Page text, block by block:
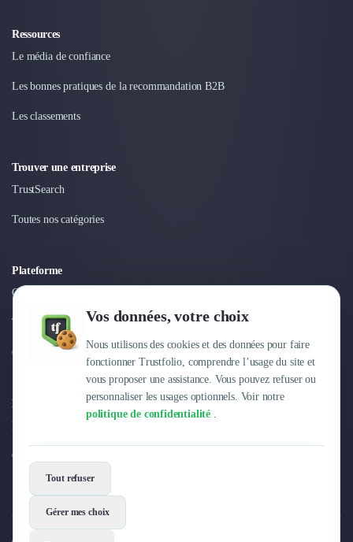
Vos données, votre choix
Nous utilisons des cookies et des données pour faire
fonctionner Trustfolio, comprendre l’usage du site et
vous proposer une assistance. Vous pouvez refuser ou
personnaliser les usages optionnels. Voir notre
politique de confidentialité .
Tout refuser
Gérer mes choix
Ressources
Le média de confiance
Les bonnes pratiques de la recommandation B2B
Les classements
Trouver une entreprise
TrustSearch
Toutes nos catégories
Plateforme
Connexion
Tarifs
Centre d'aide
Entreprise
Pourquoi Trustfolio ?
Offres d'emploi